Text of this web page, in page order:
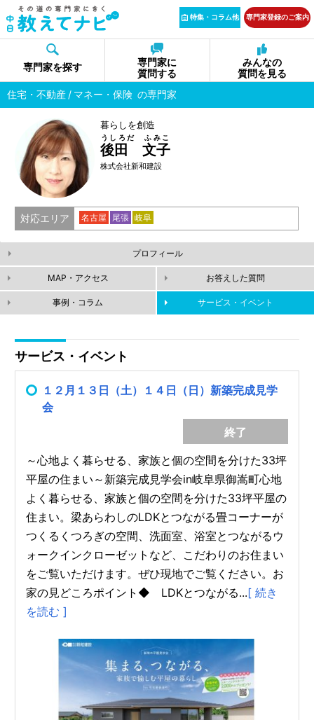
特集・コラム他 専門家登録のご案内
専門家を探す
専門家に
質問する
みんなの
質問を見る
住宅・不動産
マネー・保険 の専門家
暮らしを創造
後田 文子
うしろだ ふみこ
株式会社新和建設
対応エリア 名古屋 尾張 岐阜
プロフィール
MAP・アクセス お答えした質問
事例・コラム サービス・イベント
サービス・イベント
１２月１３日（土）１４日（日）新築完成見学
会
終了
～心地よく暮らせる、家族と個の空間を分けた33坪
平屋の住まい～新築完成見学会in岐阜県御嵩町心地
よく暮らせる、家族と個の空間を分けた33坪平屋の
住まい。梁あらわしのLDKとつながる畳コーナーが
つくるくつろぎの空間、洗面室、浴室とつながるウ
ォークインクローゼットなど、こだわりのお住まい
をご覧いただけます。ぜひ現地でご覧ください。お
家の見どころポイント◆ LDKとつながる...[ 続き
を読む ]